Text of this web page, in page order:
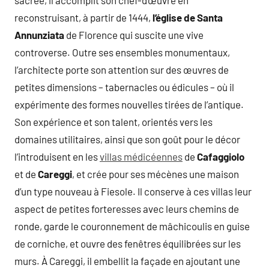
reconstruisant, à partir de 1444, l’église de Santa
Annunziata de Florence qui suscite une vive
controverse. Outre ses ensembles monumentaux,
l’architecte porte son attention sur des œuvres de
petites dimensions – tabernacles ou édicules – où il
expérimente des formes nouvelles tirées de l’antique.
Son expérience et son talent, orientés vers les
domaines utilitaires, ainsi que son goût pour le décor
l’introduisent en lesvillas médicéennes de Cafaggiolo
et de Careggi, et crée pour ses mécènes une maison
d’un type nouveau à Fiesole. Il conserve à ces villas leur
aspect de petites forteresses avec leurs chemins de
ronde, garde le couronnement de mâchicoulis en guise
de corniche, et ouvre des fenêtres équilibrées sur les
murs. À Careggi, il embellit la façade en ajoutant une